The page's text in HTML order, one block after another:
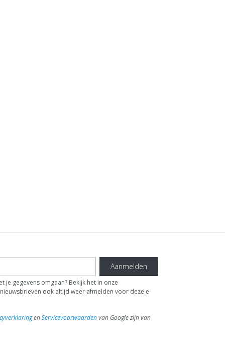
Aanmelden
je gegevens omgaan? Bekijk het in onze
ook altijd weer afmelden voor deze e-
enServicevoorwaardenvan Google zijn van